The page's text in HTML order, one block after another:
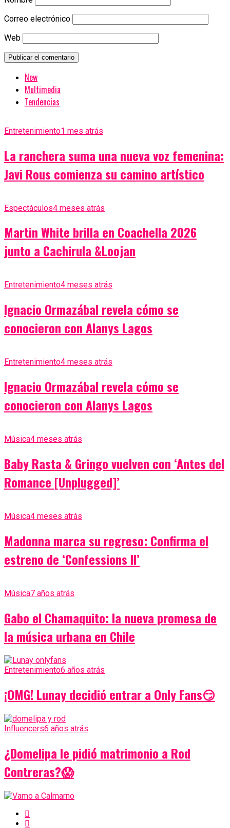
Correo electrónico
Web
New
Multimedia
Tendencias
Entretenimiento1 mes atrás
La ranchera suma una nueva voz femenina:
Javi Rous comienza su camino artístico
Espectáculos4 meses atrás
Martin White brilla en Coachella 2026
junto a Cachirula &Loojan
Entretenimiento4 meses atrás
Ignacio Ormazábal revela cómo se
conocieron con Alanys Lagos
Entretenimiento4 meses atrás
Ignacio Ormazábal revela cómo se
conocieron con Alanys Lagos
Música4 meses atrás
Baby Rasta & Gringo vuelven con ‘Antes del
Romance [Unplugged]’
Música4 meses atrás
Madonna marca su regreso: Confirma el
estreno de ‘Confessions II’
Música7 años atrás
Gabo el Chamaquito: la nueva promesa de
la música urbana en Chile
Entretenimiento6 años atrás
¡OMG! Lunay decidió entrar a Only Fans😏
Influencers6 años atrás
¿Domelipa le pidió matrimonio a Rod
Contreras?😱